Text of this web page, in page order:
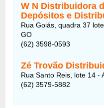
W N Distribuidora
Depósitos e
Rua Goiás, quadra 37
GO
(62) 3598-0593
Zé Trovão
Rua Santo Reis, lote 14 -
(62) 3579-5882